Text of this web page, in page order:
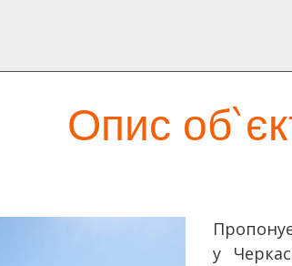
Опис
у